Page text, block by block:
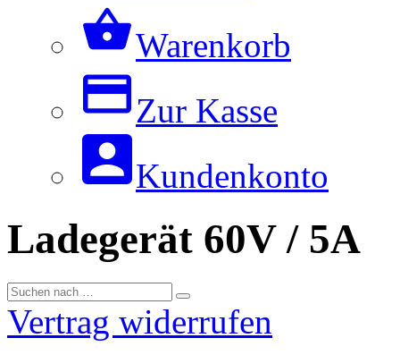
Warenkorb
Zur Kasse
Kundenkonto
Ladegerät 60V / 5A
Vertrag widerrufen